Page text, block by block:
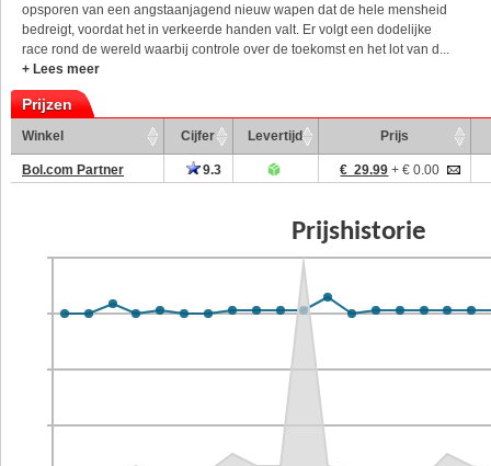
opsporen van een angstaanjagend nieuw wapen dat de hele mensheid
bedreigt, voordat het in verkeerde handen valt. Er volgt een dodelijke
race rond de wereld waarbij controle over de toekomst en het lot van d...
+ Lees meer
Prijzen
Winkel Cijfer Levertijd Prijs
Bol.com Partner 9.3 € 29.99 + € 0.00